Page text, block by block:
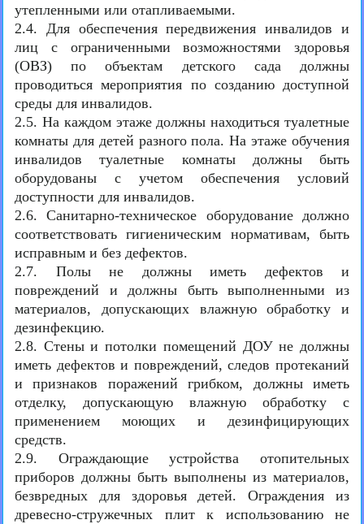
утепленными или отапливаемыми.
2.4. Для обеспечения передвижения инвалидов и
лиц с ограниченными возможностями здоровья
(ОВЗ) по объектам детского сада должны
проводиться мероприятия по созданию доступной
среды для инвалидов.
2.5. На каждом этаже должны находиться туалетные
комнаты для детей разного пола. На этаже обучения
инвалидов туалетные комнаты должны быть
оборудованы с учетом обеспечения условий
доступности для инвалидов.
2.6. Санитарно-техническое оборудование должно
соответствовать гигиеническим нормативам, быть
исправным и без дефектов.
2.7. Полы не должны иметь дефектов и
повреждений и должны быть выполненными из
материалов, допускающих влажную обработку и
дезинфекцию.
2.8. Стены и потолки помещений ДОУ не должны
иметь дефектов и повреждений, следов протеканий
и признаков поражений грибком, должны иметь
отделку, допускающую влажную обработку с
применением моющих и дезинфицирующих
средств.
2.9. Ограждающие устройства отопительных
приборов должны быть выполнены из материалов,
безвредных для здоровья детей. Ограждения из
древесно-стружечных плит к использованию не